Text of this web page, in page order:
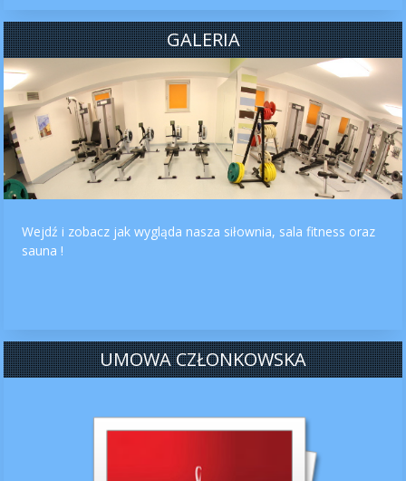
GALERIA
Wejdź i zobacz jak wygląda nasza siłownia, sala fitness oraz
sauna !
UMOWA CZŁONKOWSKA